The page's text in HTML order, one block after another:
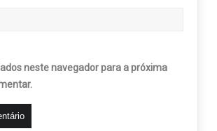
neste navegador para a próxima